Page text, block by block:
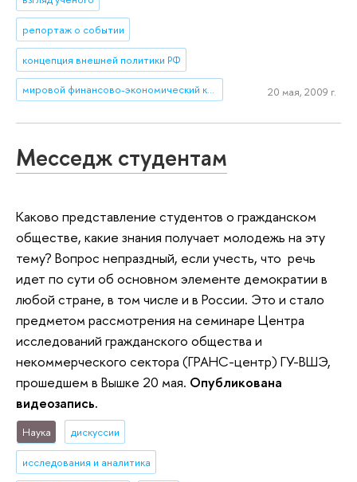
репортаж о событии
концепция внешней политики РФ
мировой финансово-экономический кризис 20 мая, 2009 г.
Месседж студентам
Каково представление студентов о гражданском
обществе, какие знания получает молодежь на эту
тему? Вопрос непраздный, если учесть, что речь
идет по сути об основном элементе демократии в
любой стране, в том числе и в России. Это и стало
предметом рассмотрения на семинаре Центра
исследований гражданского общества и
некоммерческого сектора (ГРАНС-центр) ГУ-ВШЭ,
прошедшем в Вышке 20 мая. Опубликована
видеозапись.
Наука дискуссии
исследования и аналитика